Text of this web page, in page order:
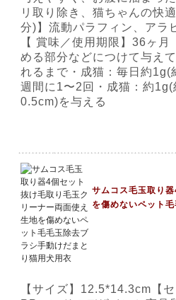
リ取り除き、猫ちゃんの快
分)】流動パラフィン、アラ
【 賞味／使用期限】36ヶ
める部分などにつけて与え
れるまで・成猫：毎日約
週間に1〜2回・成猫：約
0.5cm)を与える
サムコス毛玉取り
を傷めないペット
【サイズ】12.5*14.3cm【